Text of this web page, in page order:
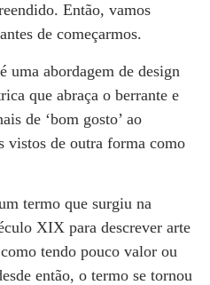
Então, vamos
de começarmos.
uma abordagem de design
que abraça o berrante e
de ‘bom gosto’ ao
vistos de outra forma como
termo que surgiu na
XIX para descrever arte
tendo pouco valor ou
então, o termo se tornou